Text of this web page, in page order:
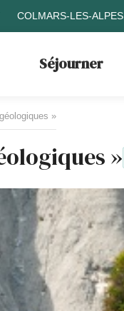
COLMARS-LES-ALPES
Séjourner
»
»